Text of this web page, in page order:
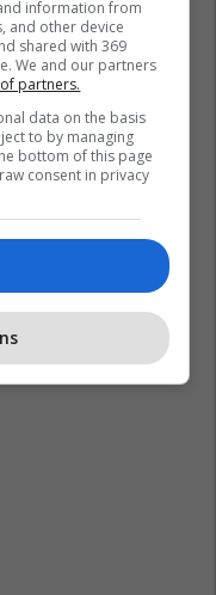
information from
and other device
shared with 369
We and our partners
partners.
data on the basis
to by managing
bottom of this page
consent in privacy